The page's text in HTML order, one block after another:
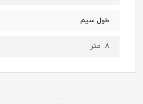
طول سیم
8. متر